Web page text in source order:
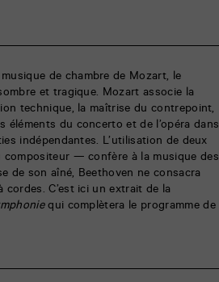
de chambre de Mozart, le
et tragique. Mozart associe la
technique, la maîtrise du contrepoint,
éléments du concerto et de l’opéra dans
indépendantes. L’utilisation de deux
— confère à la musique des
de son aîné, Beethoven ne consacra
C’est ici un extrait de la
qui complètera le programme de